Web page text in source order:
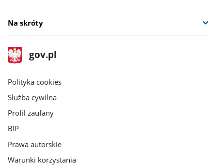
Na skróty
stopka
gov.pl
Strona
gov.pl
gov.pl
Polityka cookies
Służba cywilna
Profil zaufany
BIP
Prawa autorskie
Warunki korzystania